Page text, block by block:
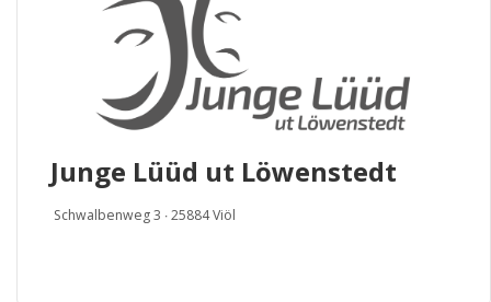
Junge Lüüd ut Löwenstedt
Schwalbenweg 3 ∙ 25884 Viöl